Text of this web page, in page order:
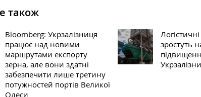
також
Bloomberg: Укрзалізниця
працює над новими
маршрутами експорту
зерна, але вони здатні
забезпечити лише третину
потужностей портів Великої
Одеси
зростуть